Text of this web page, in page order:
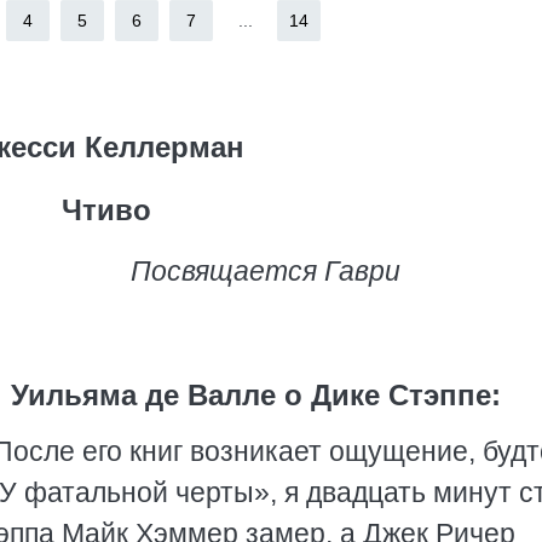
4 5 6 7 14
Келлерман
Чтиво
Посвящается Гаври
де Валле о Дике Стэппе:
его книг возникает ощущение,
фатальной черты», я двадцать минут
Майк Хэммер замер, а Джек Ричер